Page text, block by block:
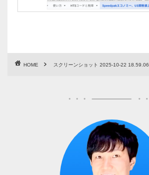
HOME スクリーンショット 2025-10-22 18.59.06